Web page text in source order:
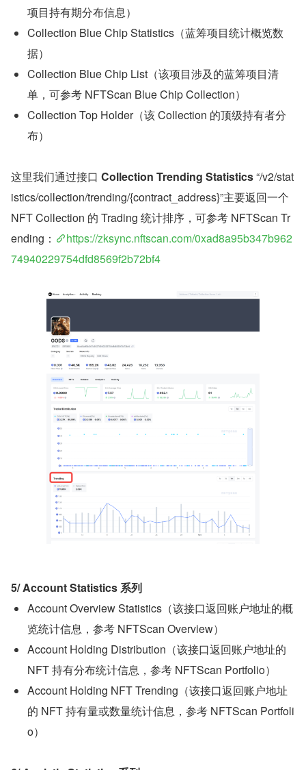
项目持有期分布信息）
Collection Blue Chip Statistics（蓝筹项目统计概览数
据）
Collection Blue Chip List（该项目涉及的蓝筹项目清
单，可参考 NFTScan Blue Chip Collection）
Collection Top Holder（该 Collection 的顶级持有者分
布）
这里我们通过接口 Collection Trending Statistics “/v2/stat
istics/collection/trending/{contract_address}”主要返回一个
NFT Collection 的 Trading 统计排序，可参考 NFTScan Tr
ending：
https://zksync.nftscan.com/0xad8a95b347b962
74940229754dfd8569f2b72bf4
5/ Account Statistics 系列
Account Overview Statistics（该接口返回账户地址的概
览统计信息，参考 NFTScan Overview）
Account Holding Distribution（该接口返回账户地址的
NFT 持有分布统计信息，参考 NFTScan Portfolio）
Account Holding NFT Trending（该接口返回账户地址
的 NFT 持有量或数量统计信息，参考 NFTScan Portfoli
o）